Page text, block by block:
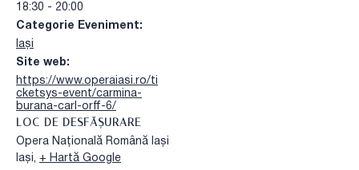
18:30 - 20:00
Categorie Eveniment:
Iași
Site web:
https://www.operaiasi.ro/ti
cketsys-event/carmina-
burana-carl-orff-6/
LOC DE DESFĂȘURARE
Opera Națională Română Iași
Iași, + Hartă Google